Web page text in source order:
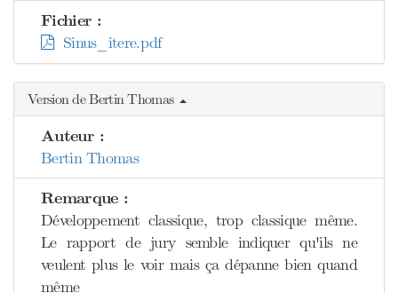
Fichier :
Sinus_itere.pdf
Version de Bertin Thomas
Auteur :
Bertin Thomas
Remarque :
Développement classique, trop classique même.
Le rapport de jury semble indiquer qu'ils ne
veulent plus le voir mais ça dépanne bien quand
même